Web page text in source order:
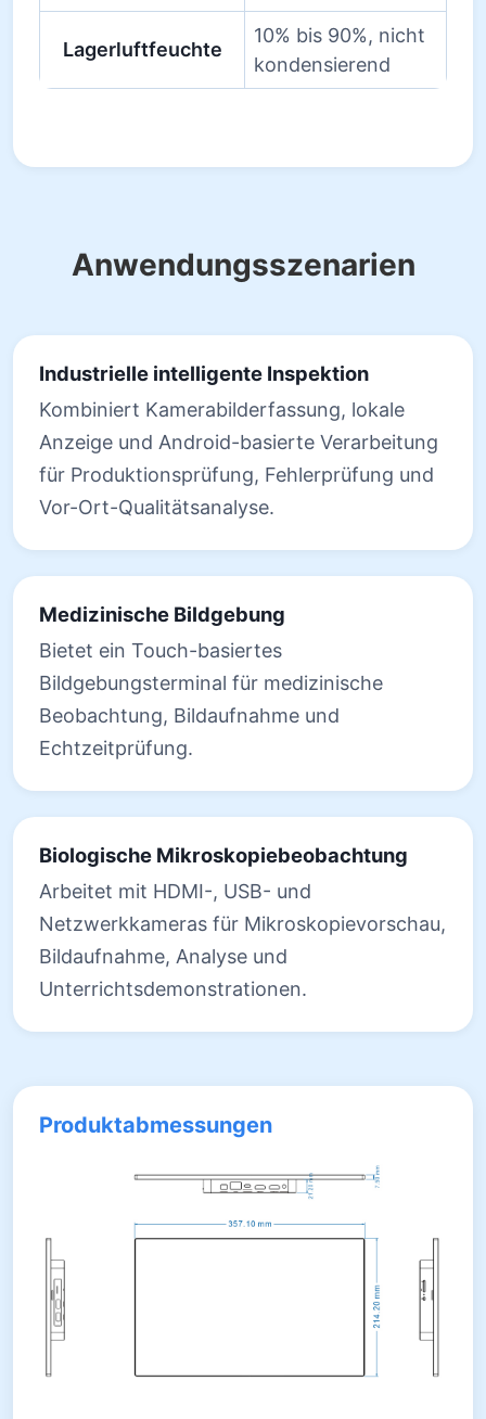
Lagerluftfeuchte
10% bis 90%, nicht
kondensierend
Anwendungsszenarien
Industrielle intelligente Inspektion
Kombiniert Kamerabilderfassung, lokale
Anzeige und Android-basierte Verarbeitung
für Produktionsprüfung, Fehlerprüfung und
Vor-Ort-Qualitätsanalyse.
Medizinische Bildgebung
Bietet ein Touch-basiertes
Bildgebungsterminal für medizinische
Beobachtung, Bildaufnahme und
Echtzeitprüfung.
Biologische Mikroskopiebeobachtung
Arbeitet mit HDMI-, USB- und
Netzwerkkameras für Mikroskopievorschau,
Bildaufnahme, Analyse und
Unterrichtsdemonstrationen.
Produktabmessungen